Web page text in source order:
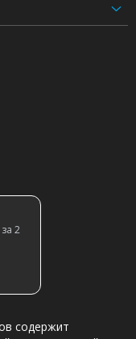
2
содержит